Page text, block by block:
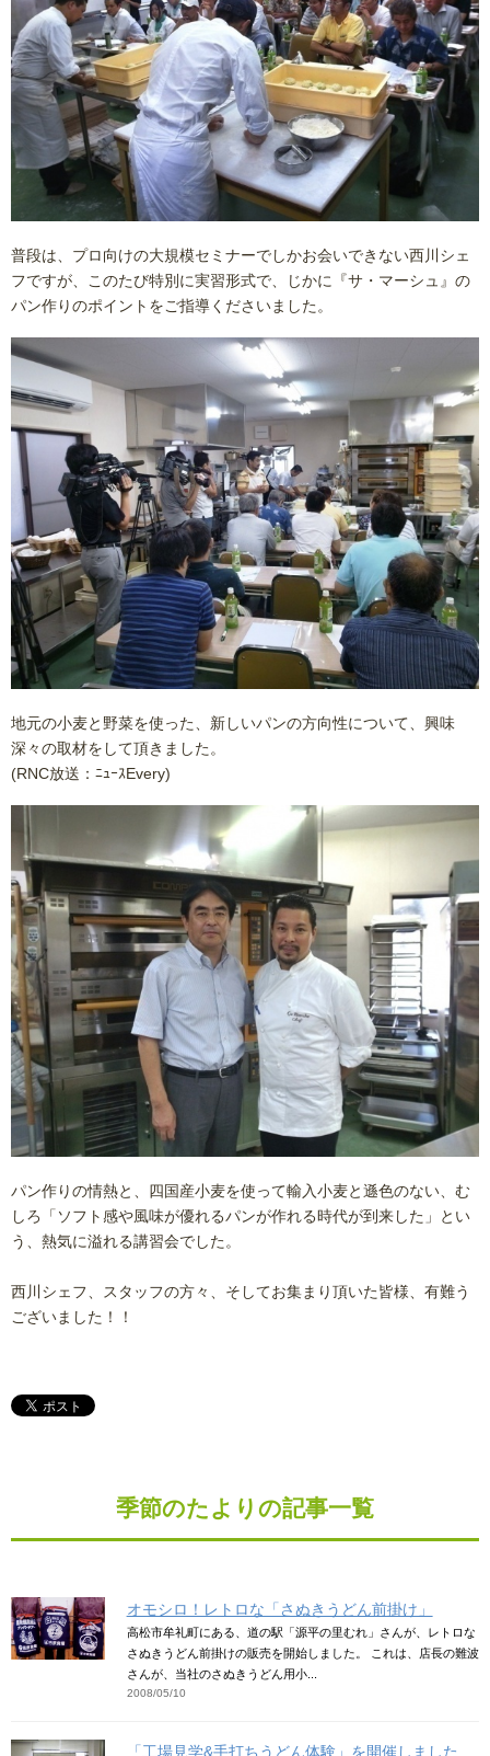
普段は、プロ向けの大規模セミナーでしかお会いできない西川シェ
フですが、このたび特別に実習形式で、じかに『サ・マーシュ』の
パン作りのポイントをご指導くださいました。
地元の小麦と野菜を使った、新しいパンの方向性について、興味
深々の取材をして頂きました。
(RNC放送：ﾆｭｰｽEvery)
パン作りの情熱と、四国産小麦を使って輸入小麦と遜色のない、む
しろ「ソフト感や風味が優れるパンが作れる時代が到来した」とい
う、熱気に溢れる講習会でした。
西川シェフ、スタッフの方々、そしてお集まり頂いた皆様、有難う
ございました！！
季節のたよりの記事一覧
オモシロ！レトロな「さぬきうどん前掛け」
高松市牟礼町にある、道の駅「源平の里むれ」さんが、レトロな
さぬきうどん前掛けの販売を開始しました。 これは、店長の難波
さんが、当社のさぬきうどん用小...
2008/05/10
「工場見学&手打ちうどん体験」を開催しました